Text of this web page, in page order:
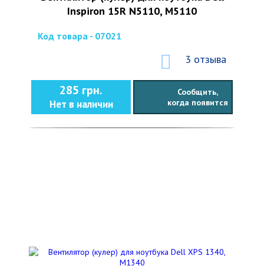
Inspiron 15R N5110, M5110
Код товара - 07021
3 отзыва
285 грн.
Нет в наличии
Сообщить,
когда появится